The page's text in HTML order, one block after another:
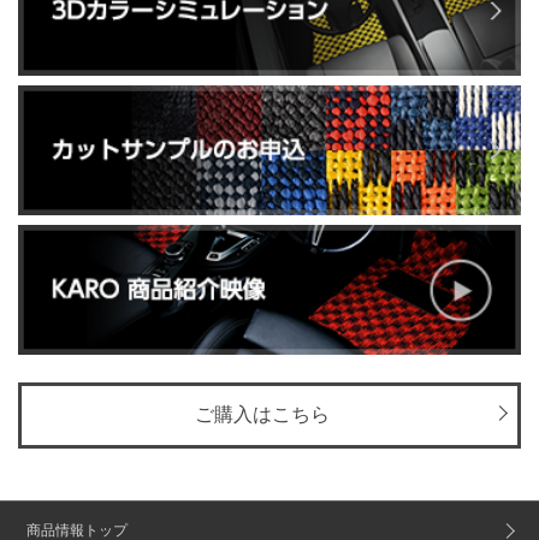
ご購入はこちら
商品情報トップ